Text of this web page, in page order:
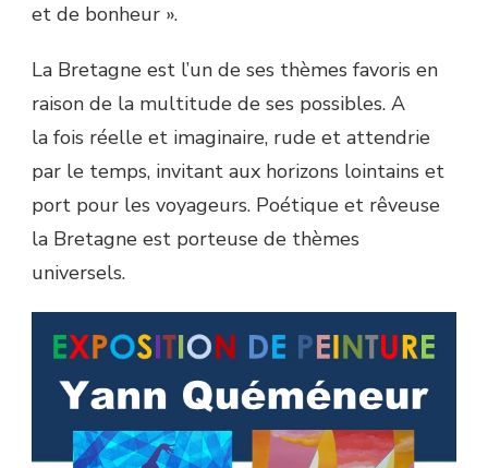
et de bonheur ».
La Bretagne est l’un de ses thèmes favoris en
raison de la multitude de ses possibles. A
la fois réelle et imaginaire, rude et attendrie
par le temps, invitant aux horizons lointains et
port pour les voyageurs. Poétique et rêveuse
la Bretagne est porteuse de thèmes
universels.